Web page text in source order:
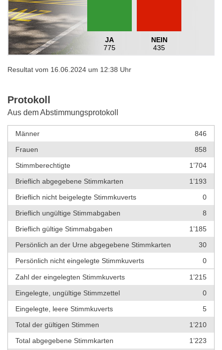
JA
775
NEIN
435
Resultat vom 16.06.2024 um 12:38 Uhr
Protokoll
Aus dem Abstimmungsprotokoll
Männer
846
Frauen
858
Stimmberechtigte
1’704
Brieflich abgegebene Stimmkarten
1’193
Brieflich nicht beigelegte Stimmkuverts
0
Brieflich ungültige Stimmabgaben
8
Brieflich gültige Stimmabgaben
1’185
Persönlich an der Urne abgegebene Stimmkarten
30
Persönlich nicht eingelegte Stimmkuverts
0
Zahl der eingelegten Stimmkuverts
1’215
Eingelegte, ungültige Stimmzettel
0
Eingelegte, leere Stimmkuverts
5
Total der gültigen Stimmen
1’210
Total abgegebene Stimmkarten
1’223